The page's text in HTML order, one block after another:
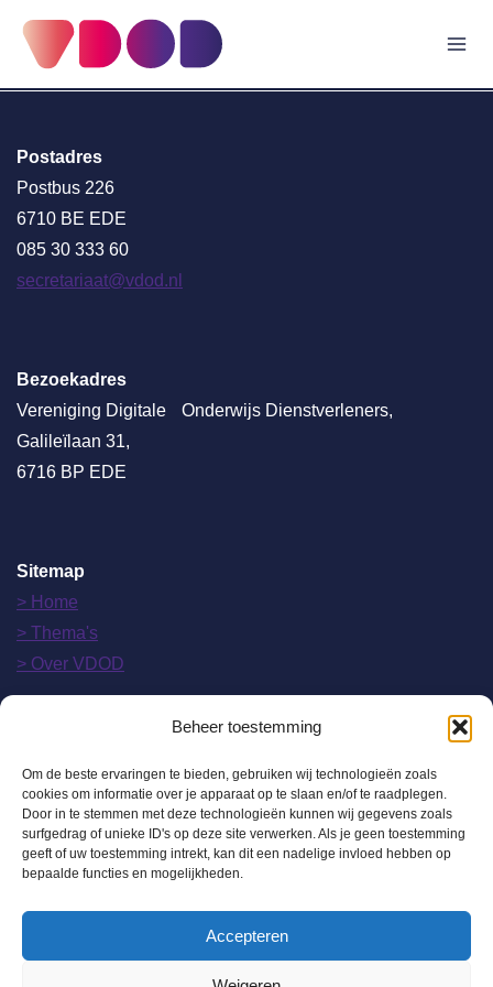
Beheer toestemming
Om de beste ervaringen te bieden, gebruiken wij technologieën zoals
cookies om informatie over je apparaat op te slaan en/of te raadplegen.
Door in te stemmen met deze technologieën kunnen wij gegevens zoals
surfgedrag of unieke ID's op deze site verwerken. Als je geen toestemming
geeft of uw toestemming intrekt, kan dit een nadelige invloed hebben op
bepaalde functies en mogelijkheden.
Accepteren
naar
inhoud
Postadres
Postbus 226
6710 BE EDE
085 30 333 60
secretariaat@vdod.nl
Bezoekadres
Vereniging Digitale Onderwijs Dienstverleners,
Galileïlaan 31,
6716 BP EDE
Sitemap
> Home
> Thema's
> Over VDOD
> Lidmaatschap
> Contact
> mijnvdod.nl